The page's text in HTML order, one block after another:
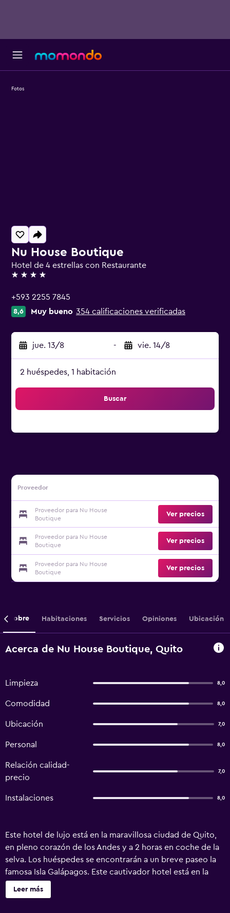
Nu House Boutique
Hotel de 4 estrellas con Restaurante
4 estrellas
+593 2255 7845
8,6 Muy bueno 354 calificaciones verificadas
jue. 13/8 - vie. 14/8
2 huéspedes, 1 habitación
Buscar
Proveedor
Proveedor para Nu House
Boutique
Ver precios
Proveedor para Nu House
Boutique
Ver precios
Proveedor para Nu House
Boutique
Ver precios
Fotos
Sobre Habitaciones Servicios Opiniones Ubicación
Acerca de Nu House Boutique, Quito
Limpieza 8,0
Comodidad 8,0
Ubicación 7,0
Personal 8,0
Relación calidad-
precio
7,0
Instalaciones 8,0
Este hotel de lujo está en la maravillosa ciudad de Quito,
en pleno corazón de los Andes y a 2 horas en coche de la
selva. Los huéspedes se encontrarán a un breve paseo la
famosa Isla Galápagos. Este cautivador hotel está en la
Plaza Foch, en plena zona turística y de ocio de la ciudad.
El hotel tiene habitaciones con un diseño increíble de
Leer más